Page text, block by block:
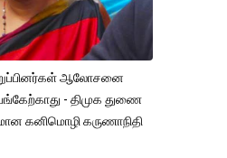
ஆலோசனை
- திமுக துணை
கனிமொழி கருணாநிதி